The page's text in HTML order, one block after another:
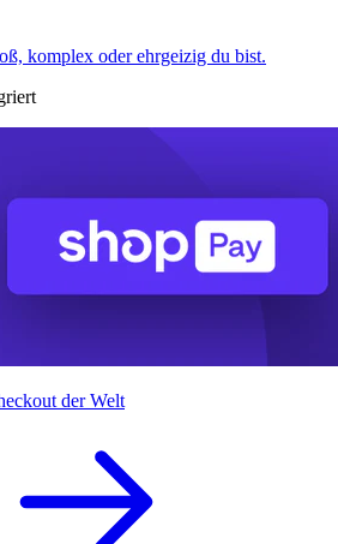
komplex oder ehrgeizig du bist.
der Welt